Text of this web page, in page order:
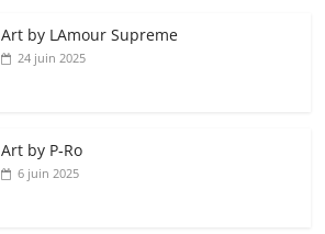
Art by LAmour Supreme
24 juin 2025
Art by P‑Ro
6 juin 2025